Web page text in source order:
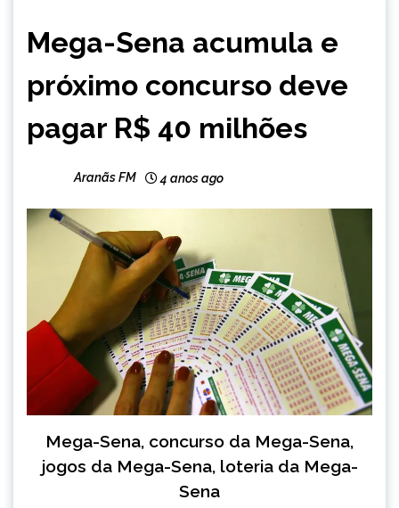
NOTÍCIAS
Mega-Sena acumula e
próximo concurso deve
pagar R$ 40 milhões
Aranãs FM 4 anos ago
Mega-Sena, concurso da Mega-Sena,
jogos da Mega-Sena, loteria da Mega-
Sena